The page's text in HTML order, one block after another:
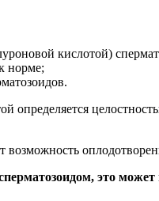
кислотой)
норме;
определяется
это может